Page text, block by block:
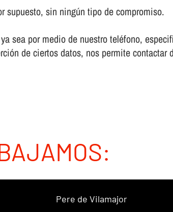
supuesto, sin ningún tipo de compromiso.
sea por medio de nuestro teléfono,
de ciertos datos, nos permite contactar
Pere de Vilamajor